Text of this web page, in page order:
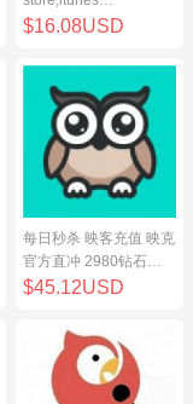
store,iphone,ipad中国
$16.08USD
每日秒杀 映客充值 映克
官方直冲 2980钻石
298元 inke钻石
$45.12USD